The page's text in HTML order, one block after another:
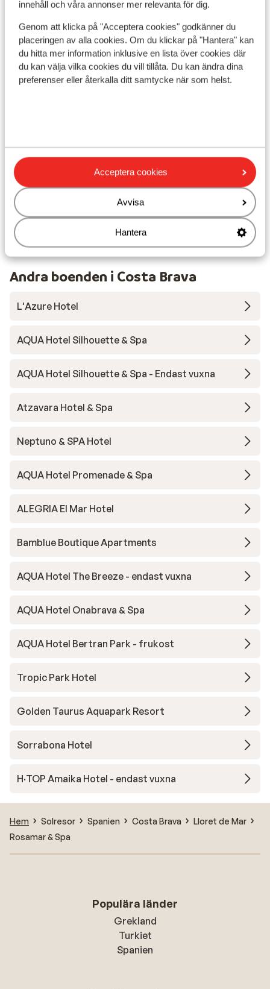
innehåll och våra annonser mer relevanta för dig.
Genom att klicka på "Acceptera cookies" godkänner du
placeringen av alla cookies. Om du klickar på "Hantera" kan
du hitta mer information inklusive en lista över cookies där
du kan välja vilka cookies du vill tillåta. Du kan ändra dina
preferenser eller återkalla ditt samtycke när som helst.
Acceptera cookies
Avvisa
Hantera
al was het hotel geslaagd , maar de
voornamelijk de poetsdienst ) en de
kwaliteit van onze kamers kon wel veel
beter.
I området
Separerad från stranden av boulevarden
Avstånd till stranden ca 50 m (sandstrand)
I centrum
I utkanten av centrum
Avstånd till centrum: ca 400 m
30 km
Avstånd till busshållplats ca 50 m
Närmaste butiker ca 50 m
Närmaste kiosk ca 200 m
Närmaste restaurang ca 0 m
Närmaste apotek ca 150 m
Närmaste sjukhus ca 1.5 km
Andra boenden i Costa Brava
L'Azure Hotel
AQUA Hotel Silhouette & Spa
AQUA Hotel Silhouette & Spa - Endast vuxna
Atzavara Hotel & Spa
Neptuno & SPA Hotel
AQUA Hotel Promenade & Spa
ALEGRIA El Mar Hotel
Bamblue Boutique Apartments
AQUA Hotel The Breeze - endast vuxna
AQUA Hotel Onabrava & Spa
AQUA Hotel Bertran Park - frukost
Tropic Park Hotel
Golden Taurus Aquapark Resort
Sorrabona Hotel
H·TOP Amaika Hotel - endast vuxna
Hem Solresor Spanien Costa Brava
Lloret de Mar
Rosamar & Spa
Populära länder
Grekland
Turkiet
Spanien